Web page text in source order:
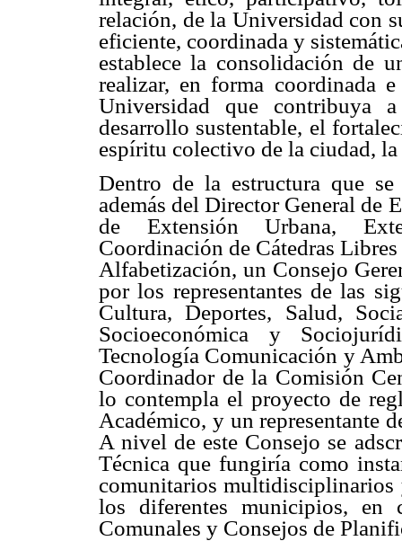
relación, de la Universidad con
eficiente, coordinada y
establece la consolidación de
realizar, en forma coordinada
Universidad que contribuya
desarrollo sustentable, el
espíritu colectivo de la ciudad,
Dentro de la estructura que se
además del Director General de
de Extensión Urbana,
Coordinación de Cátedras
Alfabetización, un Consejo
por los representantes de las
Cultura, Deportes, Salud,
Socioeconómica y
Tecnología Comunicación y
Coordinador de la Comisión
lo contempla el proyecto de
Académico, y un representante
A nivel de este Consejo se
Técnica que fungiría como
comunitarios
los diferentes municipios, en
Comunales y Consejos de